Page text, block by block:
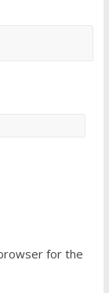
for the